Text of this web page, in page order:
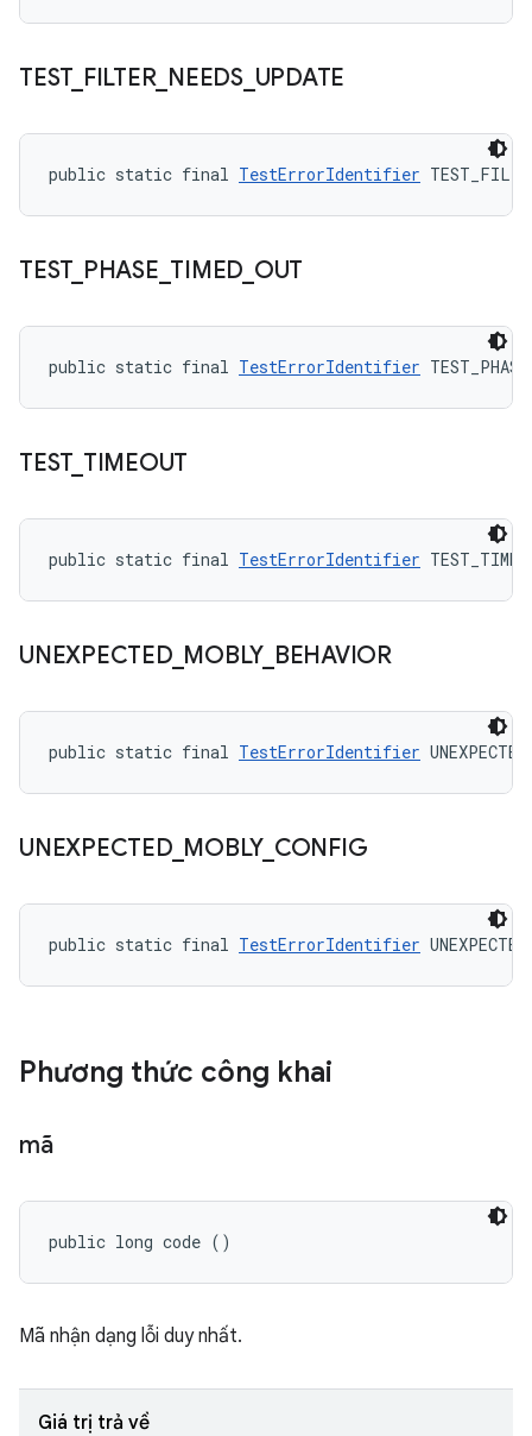
TEST_ FILTER_ NEEDS_ UPDATE
public static final TestErrorIdentifier
TEST_ PHASE TIMED OUT
public static final TestErrorIdentifier
TEST_ TIMEOUT
public static final TestErrorIdentifier
UNEXPECTED_ MOBLY_ BEHAVIOR
public static final TestErrorIdentifier
UNEXPECTED_ MOBLY_ CONFIG
public static final TestErrorIdentifier
Phương thức công khai
mã
public long code ()
Mã nhận dạng lỗi duy nhất.
Giá trị trả về